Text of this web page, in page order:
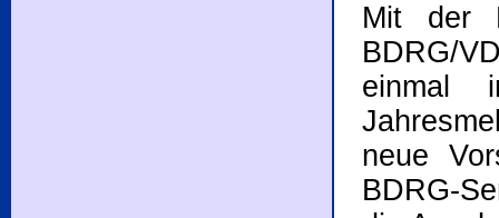
Mit der
BDRG/
einmal
neue
BDRG-